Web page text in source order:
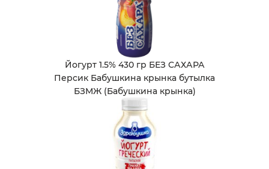
Йогурт 1.5% 430 гр БЕЗ САХАРА
Персик Бабушкина крынка бутылка
БЗМЖ (Бабушкина крынка)